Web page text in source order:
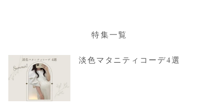
特集一覧
淡色マタニティコーデ4選